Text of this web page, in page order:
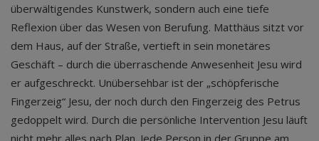
überwältigendes Kunstwerk, sondern auch eine tiefe
Reflexion über das Wesen von Berufung. Matthäus sitzt vor
dem Haus, auf der Straße, vertieft in sein monetäres
Geschäft – durch die überraschende Anwesenheit Jesu wird
er aufgeschreckt. Unübersehbar ist der „schöpferische
Fingerzeig“ Jesu, der noch durch den Fingerzeig des Petrus
gedoppelt wird. Durch die persönliche Intervention Jesu läuft
nicht mehr alles nach Plan. Jede Person in der Gruppe am